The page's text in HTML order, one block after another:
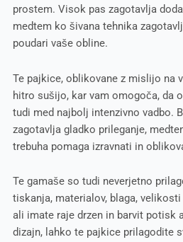
prostem. Visok pas zagotavlja
medtem ko šivana tehnika
poudari vaše obline.
Te pajkice, oblikovane z mislijo na
hitro sušijo, kar vam omogoča, da
tudi med najbolj intenzivno vadbo.
zagotavlja gladko prileganje,
trebuha pomaga izravnati in
Te gamaše so tudi neverjetno
tiskanja, materialov, blaga,
ali imate raje drzen in barvit potisk
dizajn, lahko te pajkice prilagodite